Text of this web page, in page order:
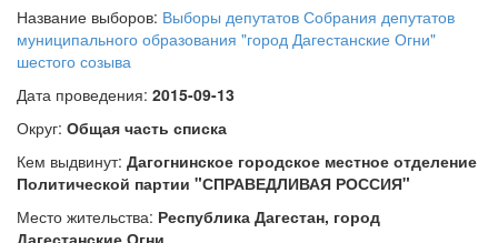
Название выборов: Выборы депутатов Собрания депутатов
муниципального образования "город Дагестанские Огни"
шестого созыва
Дата проведения: 2015-09-13
Округ: Общая часть списка
Кем выдвинут: Дагогнинское городское местное отделение
Политической партии "СПРАВЕДЛИВАЯ РОССИЯ"
Место жительства: Республика Дагестан, город
Дагестанские Огни